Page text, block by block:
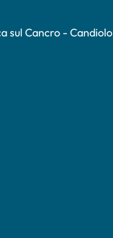
sul Cancro - Candiolo